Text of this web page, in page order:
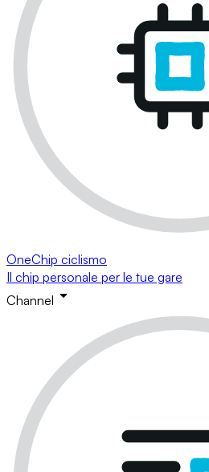
OneChip ciclismo
Il chip personale per le tue gare
Channel